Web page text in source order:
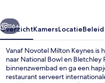
Volgende
116+
OverzichtKamersLocatieBeleid
Vanaf Novotel Milton Keynes is
naar National Bowl en
binnenzwembad en ga een
restaurant serveert